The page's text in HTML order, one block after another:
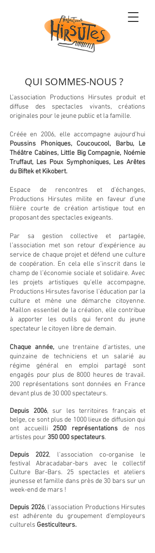
QUI SOMMES-NOUS ?
L’association Productions Hirsutes produit et
diffuse des spectacles vivants, créations
originales pour le jeune public et la famille.
Créée en 2006, elle accompagne aujourd’hui
Poussins Phoniques, Coucoucool, Barbu, Le
Théâtre Cabines, Little Big Compagnie, Noémie
Truffaut, Les Poux Symphoniques, Les Arêtes
du Biftek et Kikobert.
Espace de rencontres et d’échanges,
Productions Hirsutes milite en faveur d’une
filière courte de création artistique tout en
proposant des spectacles exigeants.
Par sa gestion collective et partagée,
l’association met son retour d’expérience au
service de chaque projet et défend une culture
de coopération. En cela elle s’inscrit dans le
champ de l’économie sociale et solidaire. Avec
les projets artistiques qu’elle accompagne,
Productions Hirsutes favorise l’éducation par la
culture et mène une démarche citoyenne.
Maillon essentiel de la création, elle contribue
à apporter les outils qui feront du jeune
spectateur le citoyen libre de demain.
Chaque année, une trentaine d'artistes, une
quinzaine de techniciens et un salarié au
régime général en emploi partagé sont
engagés pour plus de 8000 heures de travail.
200 représentations sont données en France
devant plus de 30 000 spectateurs.
Depuis 2006, sur les territoires français et
belge, ce sont plus de 1000 lieux de diffusion qui
ont accueilli 2500 représentationsde nos
artistes pour 350 000 spectateurs.
Depuis 2022, l'association co-organise le
festival Abracadabar-bars avec le collectif
Culture Bar-Bars. 25 spectacles et ateliers
jeunesse et famille dans près de 30 bars sur un
week-end de mars !
Depuis 2026, l'association Productions Hirsutes
est adhérente du groupement d'employeurs
culturels Gesticulteurs.